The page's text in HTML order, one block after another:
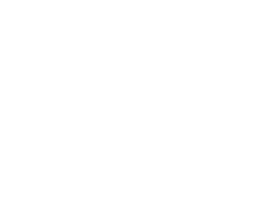
et les graines. Le séchage final,
ne soit prêt à l'emploi.
beauté, l'éponge Luffa s'adapte à divers